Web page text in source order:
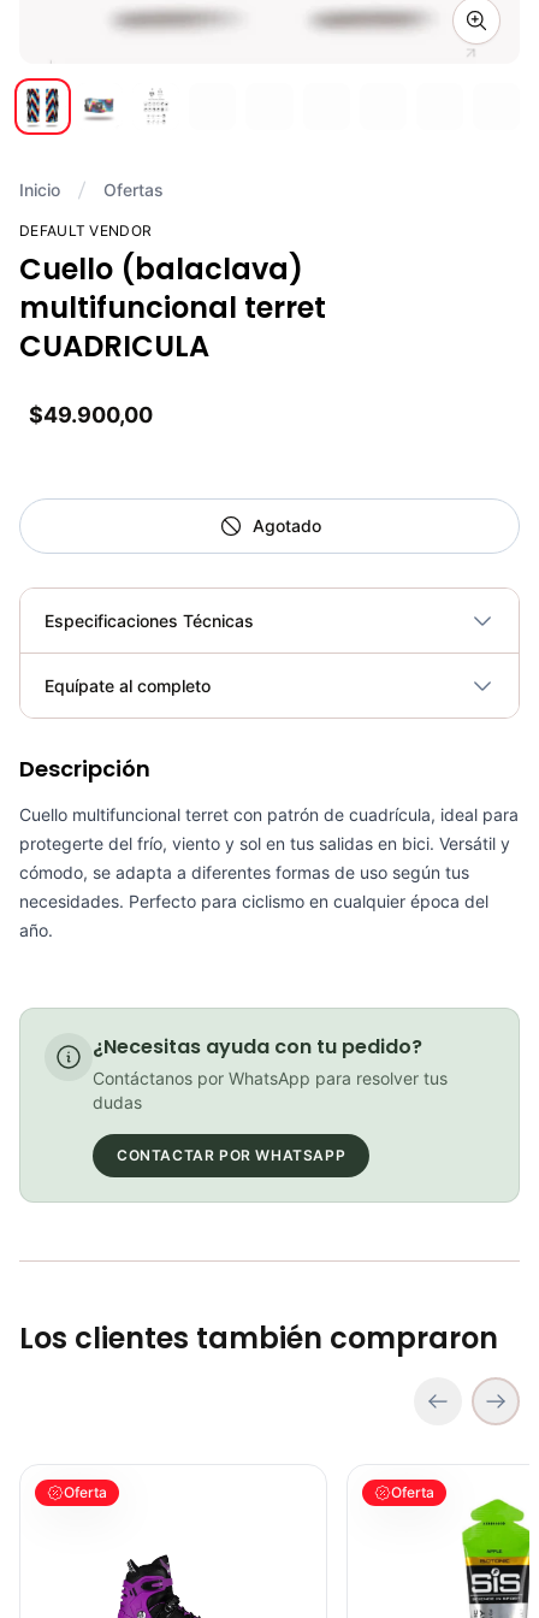
Zoom
Inicio Ofertas
DEFAULT VENDOR
Cuello (balaclava)
multifuncional terret
CUADRICULA
$49.900,00
Agotado
Especificaciones Técnicas
Plegable No
Equípate al completo
COP 178,380.00
BICICLETA GW IMPULSO PUSHBIKE FIREFLY PLASTICO RIN12 roja
Descripción
Cuello multifuncional terret con patrón de cuadrícula, ideal para
protegerte del frío, viento y sol en tus salidas en bici. Versátil y
cómodo, se adapta a diferentes formas de uso según tus
necesidades. Perfecto para ciclismo en cualquier época del
año.
¿Necesitas ayuda con tu pedido?
Contáctanos por WhatsApp para resolver tus
dudas
CONTACTAR POR WHATSAPP
Los clientes también compraron
PATIN LINEA GW BELLONI PLUS 075109
Oferta
GEL SIS ISOTONIC
Oferta